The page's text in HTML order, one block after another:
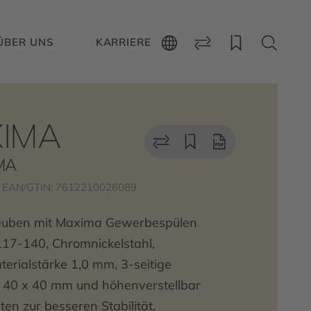
UNS KARRIERE
EAN/GTIN: 7612210026089
mit Maxima Gewerbespülen
140, Chromnickelstahl,
1,0 mm, 3-seitige
40 x 40 mm und höhenverstellbar
zur besseren Stabilität,